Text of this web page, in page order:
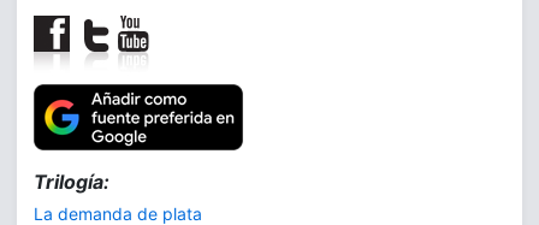
Trilogía:
La demanda de plata